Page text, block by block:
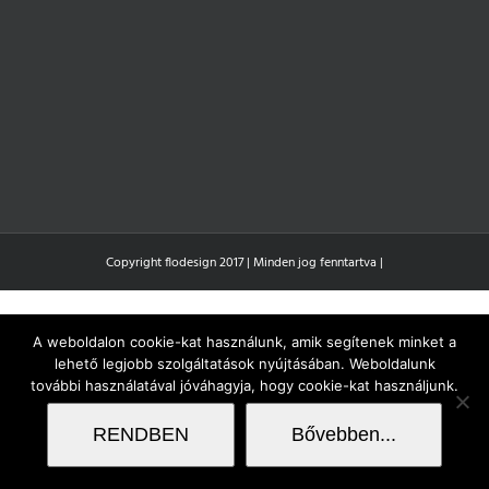
Copyright flodesign 2017 | Minden jog fenntartva |
A weboldalon cookie-kat használunk, amik segítenek minket a
lehető legjobb szolgáltatások nyújtásában. Weboldalunk
további használatával jóváhagyja, hogy cookie-kat használjunk.
RENDBEN Bővebben...